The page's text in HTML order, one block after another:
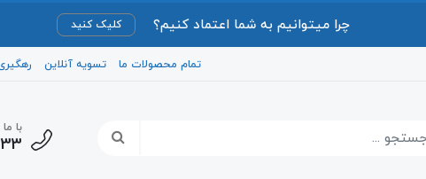
چرا میتوانیم به شما اعتماد کنیم؟ کلیک کنید
تمام محصولات ما تسویه آنلاین
با